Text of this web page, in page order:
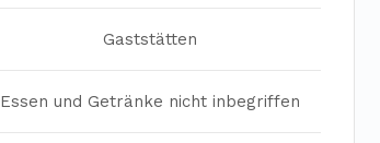
Gaststätten
Essen und Getränke nicht inbegriffen